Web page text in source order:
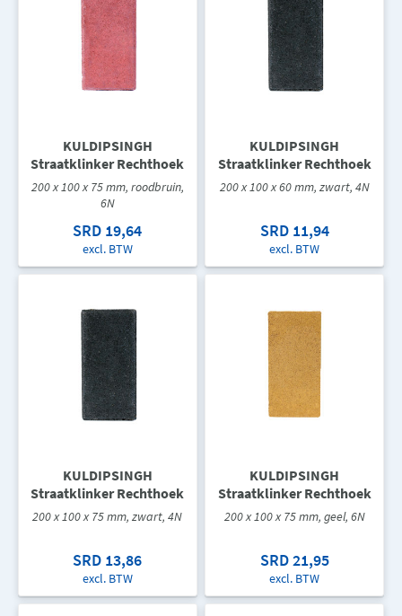
KULDIPSINGH
Straatklinker Rechthoek
200 x 100 x 75 mm, roodbruin,
6N
SRD 19,64
excl. BTW
KULDIPSINGH
Straatklinker Rechthoek
200 x 100 x 60 mm, zwart, 4N
SRD 11,94
excl. BTW
KULDIPSINGH
Straatklinker Rechthoek
200 x 100 x 75 mm, zwart, 4N
SRD 13,86
excl. BTW
KULDIPSINGH
Straatklinker Rechthoek
200 x 100 x 75 mm, geel, 6N
SRD 21,95
excl. BTW